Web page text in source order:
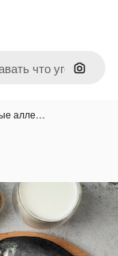
Поиск
алле…